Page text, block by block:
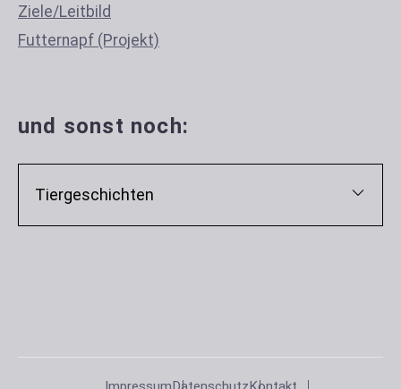
Ziele/Leitbild
Futternapf (Projekt)
und sonst noch:
Tiergeschichten